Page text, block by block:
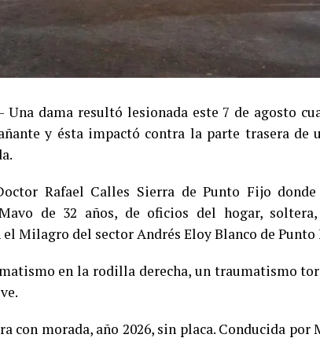
Una dama resultó lesionada este 7 de agosto
y ésta impactó contra la parte trasera de
Rafael Calles Sierra de Punto Fijo
de 32 años, de oficios del hogar,
Milagro del sector Andrés Eloy Blanco de Punto
en la rodilla derecha, un traumatismo
con morada, año 2026, sin placa. Conducida